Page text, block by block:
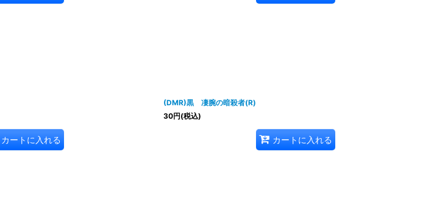
カートに入れる
(DMR)黒 凄腕の暗殺者(R)
30円(税込)
カートに入れる